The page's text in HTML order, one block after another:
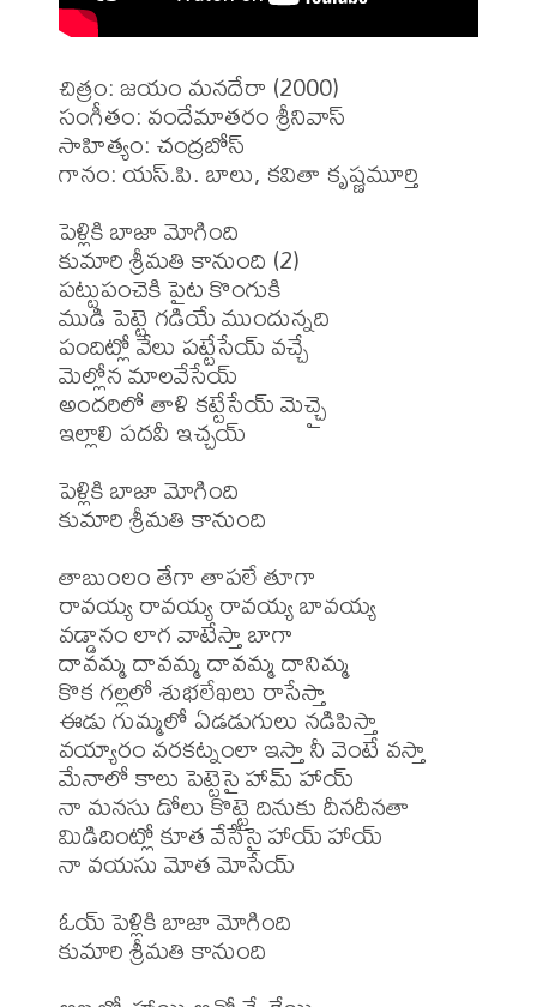
చిత్రం: జయం మనదేరా (2000)
సంగీతం: వందేమాతరం శ్రీనివాస్
సాహిత్యం: చంద్రబోస్
గానం: యస్.పి. బాలు, కవితా కృష్ణమూర్తి
పెళ్లికి బాజా మోగింది
కుమారి శ్రీమతి కానుంది (2)
పట్టుపంచెకి పైట కొంగుకి
ముడి పెట్టె గడియే ముందున్నది
పందిట్లో వేలు పట్టేసేయ్ వచ్చే
మెల్లోన మాలవేసేయ్
అందరిలో తాళి కట్టేసేయ్ మెచ్చై
ఇల్లాలి పదవీ ఇచ్చయ్
పెళ్లికి బాజా మోగింది
కుమారి శ్రీమతి కానుంది
తాబుంలం తేగా తాపలే తూగా
రావయ్య రావయ్య రావయ్య బావయ్య
వడ్డానం లాగ వాటేస్తా బాగా
దావమ్మ దావమ్మ దావమ్మ దానిమ్మ
కొక గల్లలో శుభలేఖలు రాసేస్తా
ఈడు గుమ్మలో ఏడడుగులు నడిపిస్తా
వయ్యారం వరకట్నంలా ఇస్తా నీ వెంటే వస్తా
మేనాలో కాలు పెట్టెసై హామ్ హాయ్
నా మనసు డోలు కొట్టై దినుకు దీనదీనతా
మిడిదింట్లో కూత వేసేసై హాయ్ హాయ్
నా వయసు మోత మోసేయ్
ఓయ్ పెళ్లికి బాజా మోగింది
కుమారి శ్రీమతి కానుంది